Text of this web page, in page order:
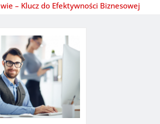
– Klucz do Efektywności Biznesowej